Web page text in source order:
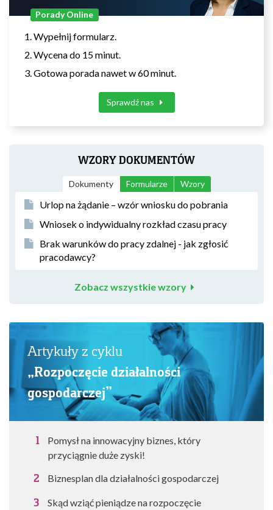
Porady Online
Wypełnij formularz.
Wycena do 15 minut.
Gotowa porada nawet w 60 minut.
Sprawdź nas
WZORY DOKUMENTÓW
Dokumenty Formularze Wzory
Urlop na żądanie – wzór wniosku do pobrania
Wniosek o indywidualny rozkład czasu pracy
Brak warunków do pracy zdalnej - jak zgłosić
pracodawcy?
Zobacz wszystkie wzory
Artykuły z cyklu
„Rozpoczęcie działalności
gospodarczej”
Pomysł na innowacyjny biznes, który
przyciągnie duże zyski!
Biznesplan dla działalności gospodarczej
Skąd wziąć pieniądze na rozpoczęcie